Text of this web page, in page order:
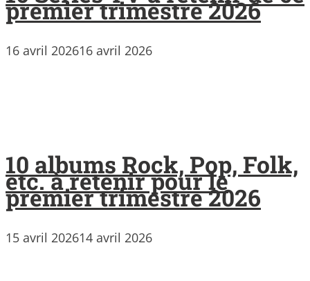
premier trimestre 2026
16 avril 202616 avril 2026
10 albums Rock, Pop, Folk,
etc. à retenir pour le
premier trimestre 2026
15 avril 202614 avril 2026